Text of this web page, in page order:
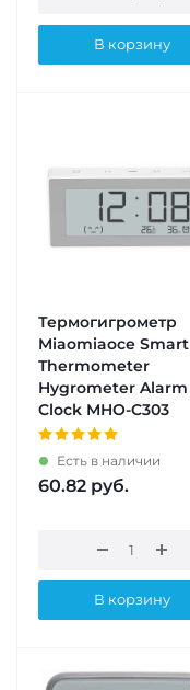
В корзину
Термогигрометр
Miaomiaoce Smart
Thermometer
Hygrometer Alarm
Clock MHO-C303
Есть в наличии
60.82 руб.
В корзину